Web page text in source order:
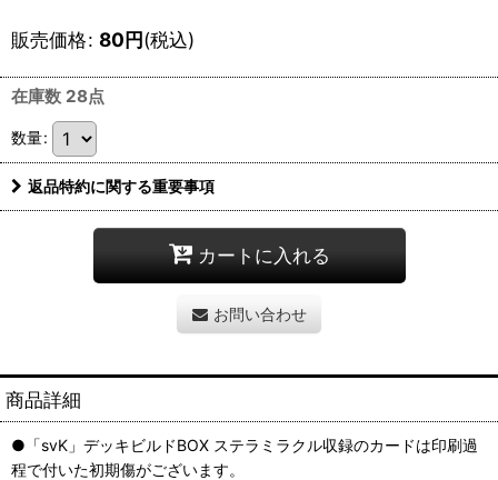
販売価格: 80円(税込)
在庫数 28点
数量:
返品特約に関する重要事項
カートに入れる
お問い合わせ
商品詳細
●「svK」デッキビルドBOX ステラミラクル収録のカードは印刷過
程で付いた初期傷がございます。